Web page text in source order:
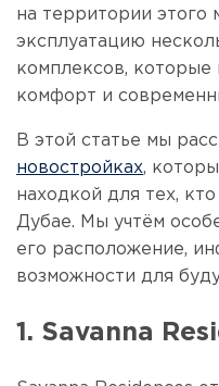
на территории этого
эксплуатацию
комплексов,
комфорт и
В этой статье мы
новостройках,
находкой для тех,
Дубае. Мы учтём
его расположение,
возможности для
1. Savanna